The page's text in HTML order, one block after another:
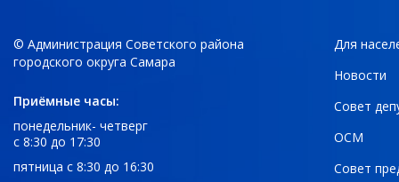
© Администрация Советского района
городского округа Самара
Приёмные часы:
понедельник- четверг
с 8:30 до 17:30
пятница с 8:30 до 16:30
Для
Новости
Совет
ОСМ
Совет